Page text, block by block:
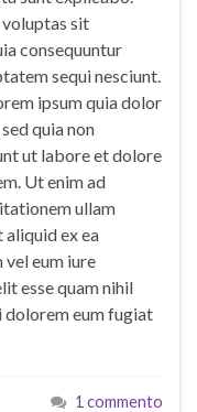
sit
consequuntur
sequi nesciunt.
ipsum quia dolor
quia non
ut labore et dolore
Ut enim ad
ullam
ex ea
eum iure
esse quam nihil
dolorem eum fugiat
1 commento